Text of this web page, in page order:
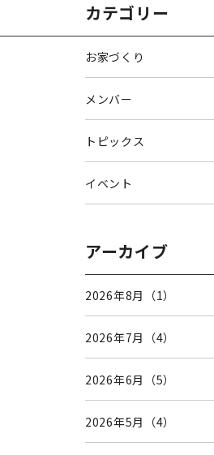
カテゴリー
お家づくり
メンバー
トピックス
イベント
アーカイブ
2026年8月（1）
2026年7月（4）
2026年6月（5）
2026年5月（4）